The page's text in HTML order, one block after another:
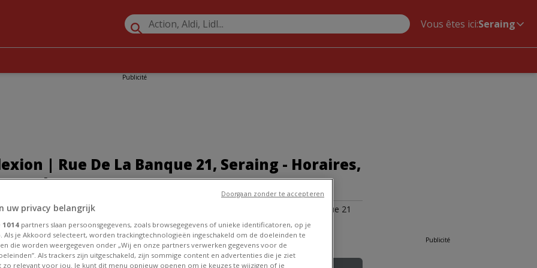
Vous êtes ici:Seraing
Publicité
| Rue De La Banque 21, Seraing - Horaires,
Catalogues
Promos Électronique à Seraing Selexion | Rue De La Banque 21
à Seraing Publicité
uw privacy belangrijk
1014 partners slaan persoonsgegevens, zoals browsegegevens of unieke identificatoren, op je
Als je Akkoord selecteert, worden trackingtechnologieën ingeschakeld om de doeleinden te
die worden weergegeven onder „Wij en onze partners verwerken gegevens voor de
Als trackers zijn uitgeschakeld, zijn sommige content en advertenties die je ziet
zo relevant voor jou. Je kunt dit menu opnieuw openen om je keuzes te wijzigen of je
Doorgaan zonder te accepteren